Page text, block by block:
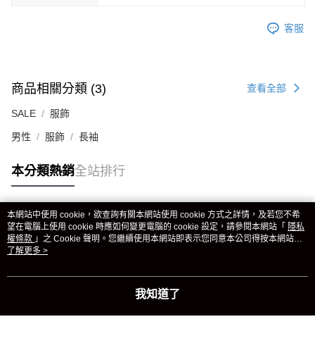
客服
商品相關分類 (3) 查看全部
SALE 服飾
男性 服飾 長袖
本分類熱銷全站排行
熱門標籤
本網站中使用 cookie，欲查詢有關本網站使用 cookie 方式之詳情，及若您不希
望在電腦上使用 cookie 時應如何變更電腦的 cookie 設定，請參閱本網站「 隱私
權條款 」之 Cookie 聲明。您繼續使用本網站即表示您同意本公司得按本網站使
用條款之 Cookie 聲明使用 cookie。
了解更多 >
我知道了